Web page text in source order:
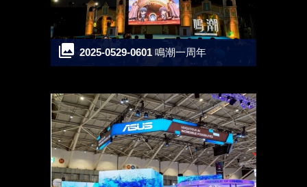
2025-0529-0601 鳴潮一周年